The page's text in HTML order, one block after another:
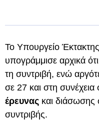
Το Υπουργείο
υπογράμμισε αρχικά ότι
τη συντριβή, ενώ
σε 27 και στη
έρευνας και διάσωσης
συντριβής.